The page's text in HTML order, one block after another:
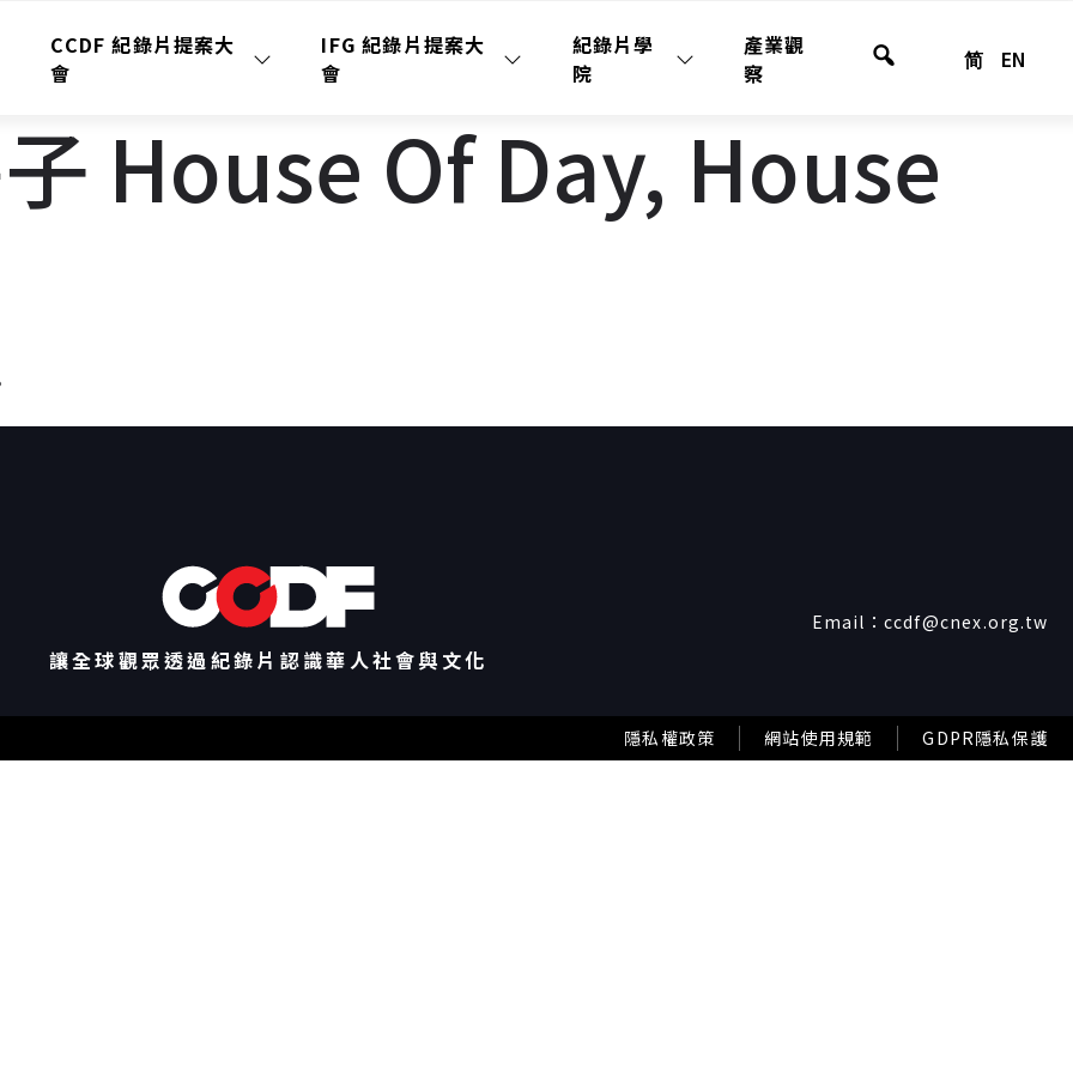
CCDF 紀錄片提案大
會
IFG 紀錄片提案大
會
紀錄片學
院
產業觀
察
全
尋
简 EN
House Of Day, House
讓全球觀眾透過紀錄片認識華人社會與文化
Email： ccdf@cnex.org.tw
隱私權政策 網站使用規範 GDPR隱私保護